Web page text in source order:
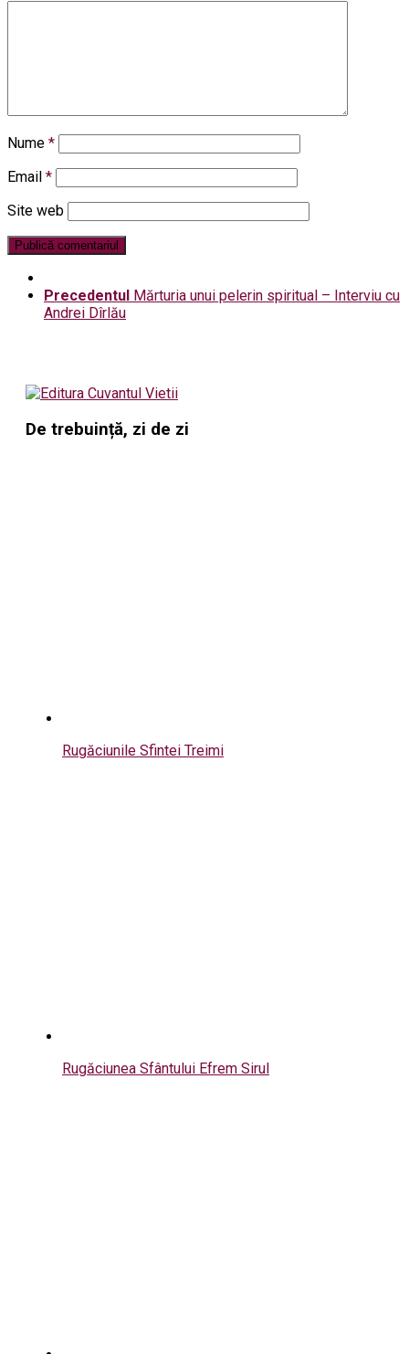
Nume *
Email *
Site web
Precedentul Mărturia unui pelerin spiritual – Interviu cu
Andrei Dîrlău
De trebuință, zi de zi
Rugăciunile Sfintei Treimi
Rugăciunea Sfântului Efrem Sirul